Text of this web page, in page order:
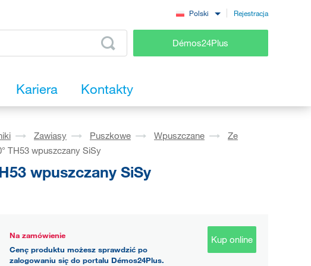
Polski Rejestracja
Démos24Plus
Kariera Kontakty
Zawiasy Puszkowe Wpuszczane
Ze
TH53 wpuszczany SiSy
wpuszczany SiSy
Na zamówienie
Cenę produktu możesz sprawdzić po
zalogowaniu się do portalu Démos24Plus.
Kup online